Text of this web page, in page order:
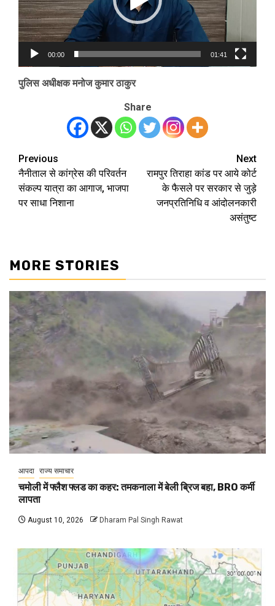
00:00 01:41
पुलिस अधीक्षक मनोज कुमार ठाकुर
Share
Post
navigation
Previous
नैनीताल से कांग्रेस की परिवर्तन
संकल्प यात्रा का आगाज, भाजपा
पर साधा निशाना
Next
रामपुर तिराहा कांड पर आये कोर्ट
के फैसले पर सरकार से जुड़े
जनप्रतिनिधि व आंदोलनकारी
असंतुष्ट
MORE STORIES
आपदा राज्य समाचार
चमोली में फ्लैश फ्लड का कहर: तमकनाला में बेली ब्रिज बहा, BRO कर्मी
लापता
August 10, 2026 Dharam Pal Singh Rawat